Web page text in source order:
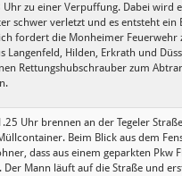
Uhr zu einer Verpuffung. Dabei wird
schwer verletzt und es entsteht ein
fordert die Monheimer Feuerwehr
Langenfeld, Hilden, Erkrath und
Rettungshubschrauber zum
Uhr brennen an der Tegeler
Beim Blick aus dem
dass aus einem geparkten Pkw
Der Mann läuft auf die Straße und